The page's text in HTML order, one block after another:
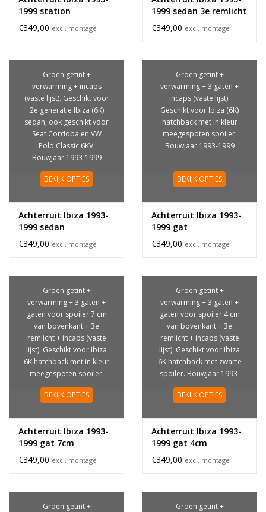
1999 station
€349,00 excl. montage
1999 sedan 3e remlicht
€349,00 excl. montage
Groen getint +
verwarming + incaps
(vaste lijst). Geschikt voor
2e generatie Ibiza (6K)
sedan, ook geschikt voor
Seat Cordoba en VW
Polo Classic 6KV.
Bouwjaar 1993-1999
BEKIJK OPTIES
Achterruit Ibiza 1993-
1999 sedan
€349,00 excl. montage
Groen getint +
verwarming + 3 gaten +
incaps (vaste lijst).
Geschikt voor Ibiza (6K)
hatchback met in kleur
meegespoten spoiler.
Bouwjaar 1993-1999
BEKIJK OPTIES
Achterruit Ibiza 1993-
1999 gat
€349,00 excl. montage
Groen getint +
verwarming + 3 gaten +
gaten voor spoiler 7 cm
van bovenkant + 3e
remlicht + incaps (vaste
lijst). Geschikt voor Ibiza
6K hatchback met in kleur
meegespoten spoiler.
Bouwjaar 1993-1999
BEKIJK OPTIES
Achterruit Ibiza 1993-
1999 gat 7cm
€349,00 excl. montage
Groen getint +
verwarming + 3 gaten +
gaten voor spoiler 4 cm
van bovenkant + 3e
remlicht + incaps (vaste
lijst). Geschikt voor Ibiza
6K hatchback met zwarte
spoiler. Bouwjaar 1993-
1999
BEKIJK OPTIES
Achterruit Ibiza 1993-
1999 gat 4cm
€349,00 excl. montage
Groen getint +
Groen getint +